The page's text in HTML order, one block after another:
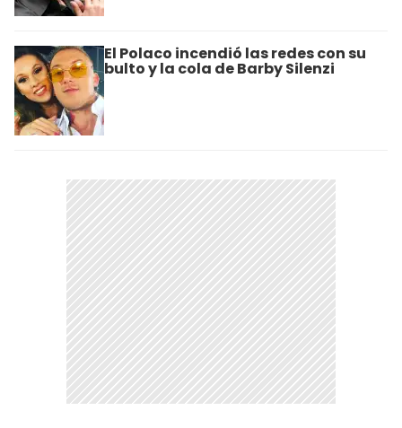
El Polaco incendió las redes con su
bulto y la cola de Barby Silenzi